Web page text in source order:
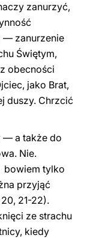
zanurzyć,
— zanurzenie
Świętym,
obecności
jako Brat,
duszy. Chrzcić
— a także do
Nie.
bowiem tylko
przyjąć
21-22).
ze strachu
kiedy